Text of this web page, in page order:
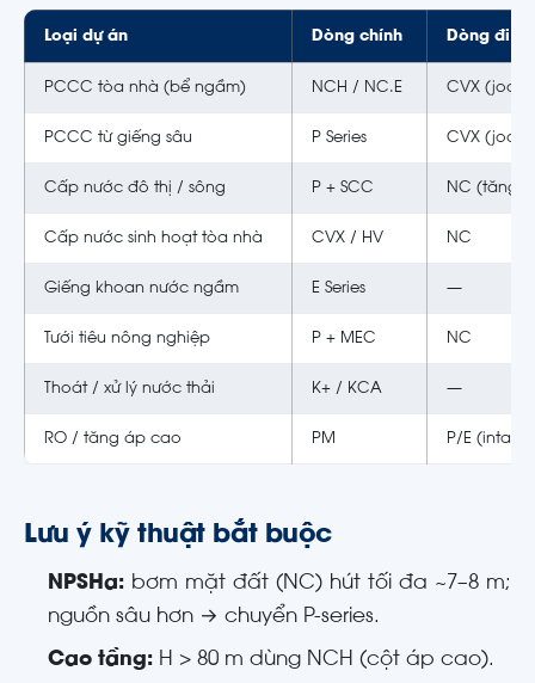
Loại dự án Dòng chính Dòng đi
PCCC tòa nhà (bể ngầm) NCH / NC.E CVX
PCCC từ giếng sâu P Series CVX
Cấp nước đô thị / sông P + SCC NC (tăng
Cấp nước sinh hoạt tòa nhà CVX / HV NC
Giếng khoan nước ngầm E Series —
Tưới tiêu nông nghiệp P + MEC NC
Thoát / xử lý nước thải K+ / KCA —
RO / tăng áp cao PM P/E
Lưu ý kỹ thuật bắt buộc
NPSHa: bơm mặt đất (NC) hút tối đa ~7–8 m;
nguồn sâu hơn → chuyển P-series.
Cao tầng: H > 80 m dùng NCH (cột áp cao).